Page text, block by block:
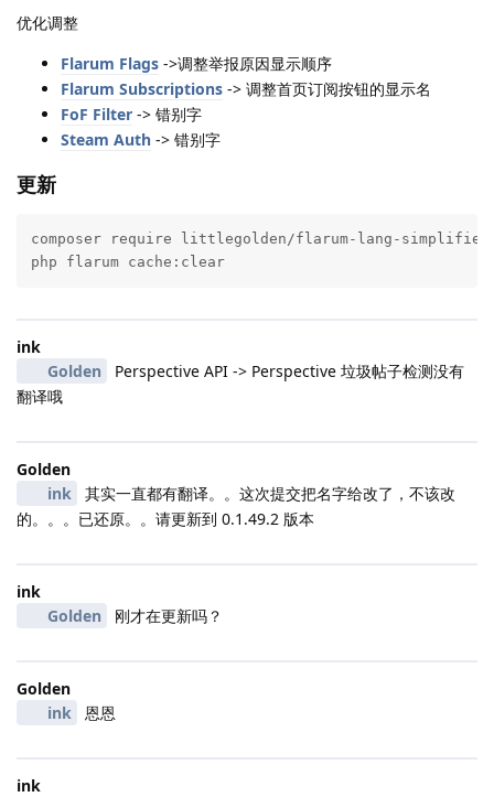
优化调整
Flarum Flags ->调整举报原因显示顺序
Flarum Subscriptions -> 调整首页订阅按钮的显示名
FoF Filter -> 错别字
Steam Auth -> 错别字
更新
composer require littlegolden/flarum-lang-
php flarum cache:clear
ink
Golden
Perspective API -> Perspective 垃圾帖子检测没有
翻译哦
Golden
ink
其实一直都有翻译。。这次提交把名字给改了，不该改
的。。。已还原。。请更新到 0.1.49.2 版本
ink
Golden
刚才在更新吗？
Golden
ink
恩恩
ink